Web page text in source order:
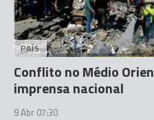
PAÍS
Conflito no Médio
imprensa nacional
9 Abr 07:30